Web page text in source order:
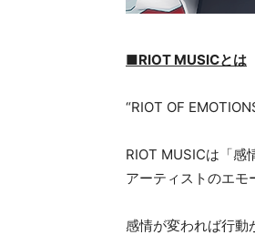
■RIOT MUSICとは
“RIOT OF
RIOT MUSICは「感
アーティストのエモ
感情が変われば行動